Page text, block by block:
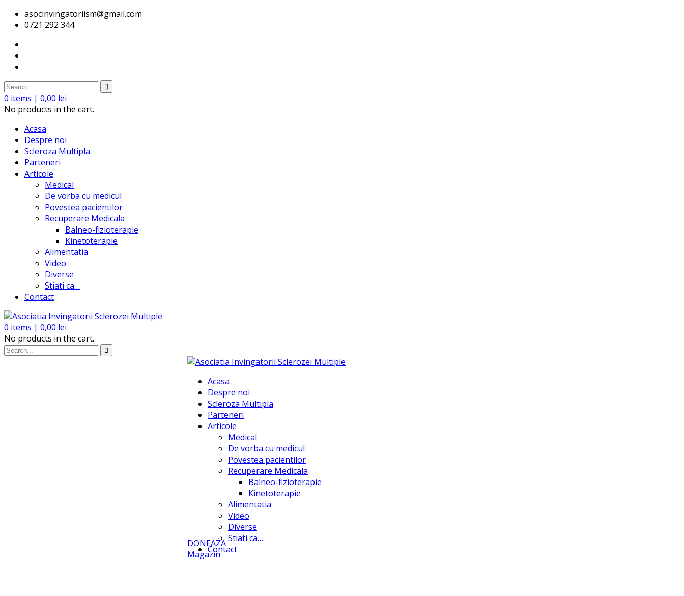
asocinvingatoriism@gmail.com
0721 292 344
0 items | 0,00 lei
No products in the cart.
Acasa
Despre noi
Scleroza Multipla
Parteneri
Articole
Medical
De vorba cu medicul
Povestea pacientilor
Recuperare Medicala
Balneo-fizioterapie
Kinetoterapie
Alimentatia
Video
Diverse
Stiati ca…
Contact
0 items | 0,00 lei
No products in the cart.
Acasa
Despre noi
Scleroza Multipla
Parteneri
Articole
Medical
De vorba cu medicul
Povestea pacientilor
Recuperare Medicala
Balneo-fizioterapie
Kinetoterapie
Alimentatia
Video
Diverse
Stiati ca…
Contact
DONEAZA
Magazin